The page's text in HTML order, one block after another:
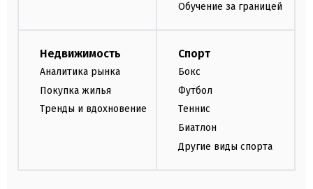
Обучение за границей
Недвижимость
Аналитика рынка
Покупка жилья
Тренды и вдохновение
Спорт
Бокс
Футбол
Теннис
Биатлон
Другие виды спорта